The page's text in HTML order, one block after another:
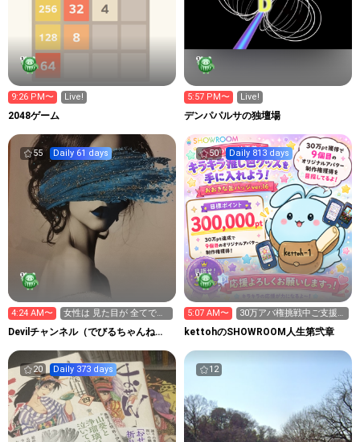
9:26 PM〜 Live!
2048ゲーム
5:57 PM〜 Live!
デンパパルサの独壇場
55 Daily 61 days
4:24 AM〜
女性は 見た目が 全てです
深堀
Devilチャンネル（でびるちゃんね
50 Daily 813 days
5:07 AM〜
30万アバ権挑戦中ご支援
お願い致します(>人<;)
kettohのSHOWROOM人生第弐章
20 Daily 373 days 12